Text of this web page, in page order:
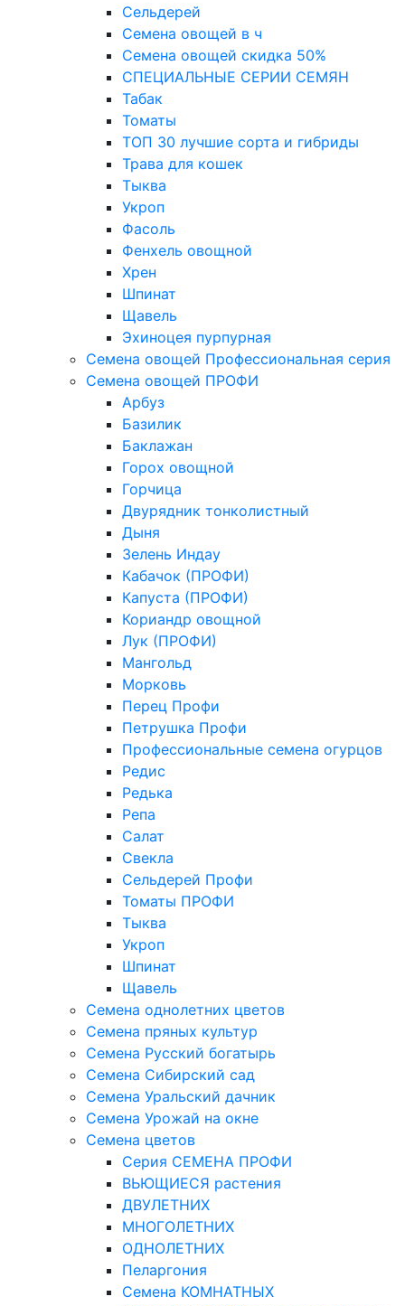
Сельдерей
Семена овощей в ч
Семена овощей скидка 50%
СПЕЦИАЛЬНЫЕ СЕРИИ СЕМЯН
Табак
Томаты
ТОП 30 лучшие сорта и гибриды
Трава для кошек
Тыква
Укроп
Фасоль
Фенхель овощной
Хрен
Шпинат
Щавель
Эхиноцея пурпурная
Семена овощей Профессиональная серия
Семена овощей ПРОФИ
Арбуз
Базилик
Баклажан
Горох овощной
Горчица
Двурядник тонколистный
Дыня
Зелень Индау
Кабачок (ПРОФИ)
Капуста (ПРОФИ)
Кориандр овощной
Лук (ПРОФИ)
Мангольд
Морковь
Перец Профи
Петрушка Профи
Профессиональные семена огурцов
Редис
Редька
Репа
Салат
Свекла
Сельдерей Профи
Томаты ПРОФИ
Тыква
Укроп
Шпинат
Щавель
Семена однолетних цветов
Семена пряных культур
Семена Русский богатырь
Семена Сибирский сад
Семена Уральский дачник
Семена Урожай на окне
Семена цветов
Cерия CЕМЕНА ПРОФИ
ВЬЮЩИЕСЯ растения
ДВУЛЕТНИХ
МНОГОЛЕТНИХ
ОДНОЛЕТНИХ
Пеларгония
Семена КОМНАТНЫХ